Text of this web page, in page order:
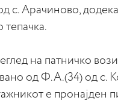
с. Арачиново,
тепачка.
на патничко
од Ф.А.(34) од с.
е пронајден